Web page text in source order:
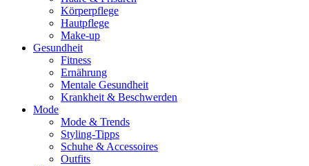
Körperpflege
Hautpflege
Make-up
Gesundheit
Fitness
Ernährung
Mentale Gesundheit
Krankheit & Beschwerden
Mode
Mode & Trends
Styling-Tipps
Schuhe & Accessoires
Outfits